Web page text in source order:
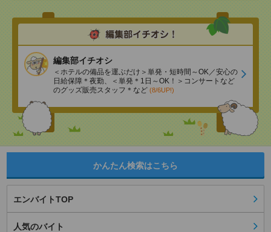
編集部イチオシ
＜ホテルの備品を運ぶだけ＞単発・短時間～OK／安心の
日給保障＊夜勤、＜単発＊1日～OK！＞コンサートなど
のグッズ販売スタッフ＊など (8/6UP!)
かんたん検索はこちら
エンバイトTOP
人気のバイト